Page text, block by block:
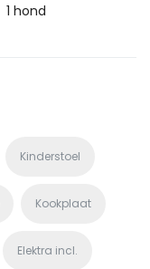
1 hond
Kinderstoel
Kookplaat
Elektra incl.